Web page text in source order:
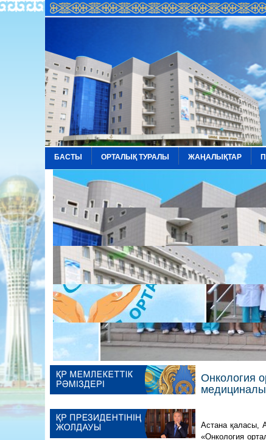
БАСТЫ ОРТАЛЫҚ ТУРАЛЫ ЖАҢАЛЫҚТАР
Онкология
Астана қаласы,
«Онкология